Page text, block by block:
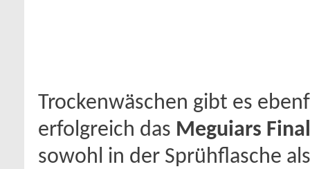
Trockenwäschen gibt es
erfolgreich das Meguiars
sowohl in der Sprühflasche